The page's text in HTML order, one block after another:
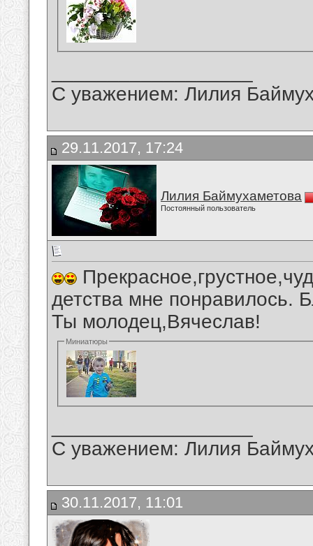
С уважением: Лилия
29.11.2017, 17:24
Лилия Баймухаметова
Постоянный пользователь
детства мне понравилось.
Ты молодец,Вячеслав!
Миниатюры
С уважением: Лилия
30.11.2017, 11:01